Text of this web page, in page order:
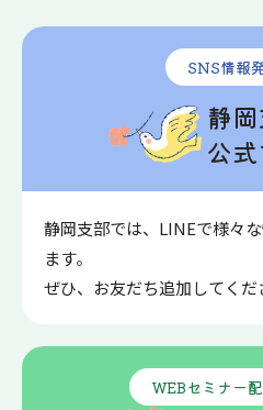
SNS情報
静
公
静岡支部では、LINEで様々
ます。
ぜひ、お友だち追加してくだ
WEBセミナー